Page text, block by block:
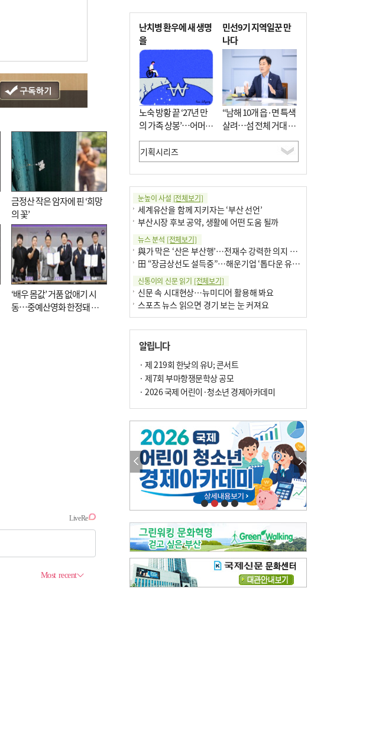
금정산 작은 암자에 핀 ‘희망
의 꽃’
‘배우 몸값’ 거품 없애기 시
동…중예산영화 한정돼 실
난치병 환우에 새 생명
을
노숙 방황 끝 ‘27년 만
의 가족 상봉’…어머니
와 행복 꿈꿔
민선9기 지역일꾼 만
나다
“남해 10개 읍·면 특색
살려…섬 전체 거대 정
원으로 조성”
눈높이 사설 [전체보기]
세계유산을 함께 지키자는 ‘부산 선언’
부산시장 후보 공약, 생활에 어떤 도움 될까
뉴스 분석 [전체보기]
與가 막은 ‘산은 부산행’…전재수 강력한 의지 표명 없인 공염불
田 “장금상선도 설득중”…해운기업 ‘톱다운 유치전’ 가속
신통이의 신문 읽기 [전체보기]
신문 속 시대현상…뉴미디어 활용해 봐요
스포츠 뉴스 읽으면 경기 보는 눈 커져요
구·군 승진 축하화분 관행 없애자니 소상공인 울상
팩트체크[전체보기]
의령 한우산 털중나리
한 손 뉴스[전체보기]
시민이 개발한 폭염 대응 앱 ‘그늘로’ 길안내 지도 등 인기
골목 맛집 발굴 고메 셀렉션…부산시, 페스티벌 시월 연계
오늘의 날씨-[전체보기]
오늘의 날씨- 2026년 8월 7일
오늘의 날씨- 2026년 8월 6일
우리 결혼해요-[전체보기]
우리 결혼해요- 김홍윤·정세빈 커플
알립니다
· 제 219회 한낮의 유U; 콘서트
· 제7회 부마항쟁문학상 공모
· 2026 국제 어린이·청소년 경제아카데미